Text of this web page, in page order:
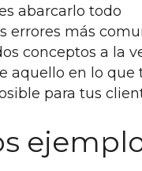
abarcarlo todo
errores más
conceptos a la
aquello en lo que
para tus